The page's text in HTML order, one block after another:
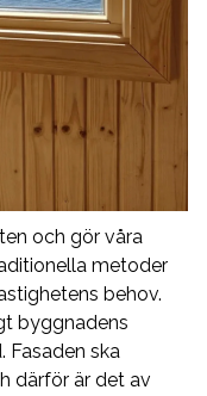
och gör våra
metoder
behov.
byggnadens
ska
därför är det av